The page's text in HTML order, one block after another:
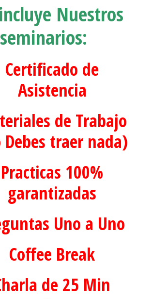
Nuestros
seminarios:
Certificado de
Asistencia
de Trabajo
Debes traer nada)
Practicas 100%
garantizadas
Uno a Uno
Coffee Break
de 25 Min